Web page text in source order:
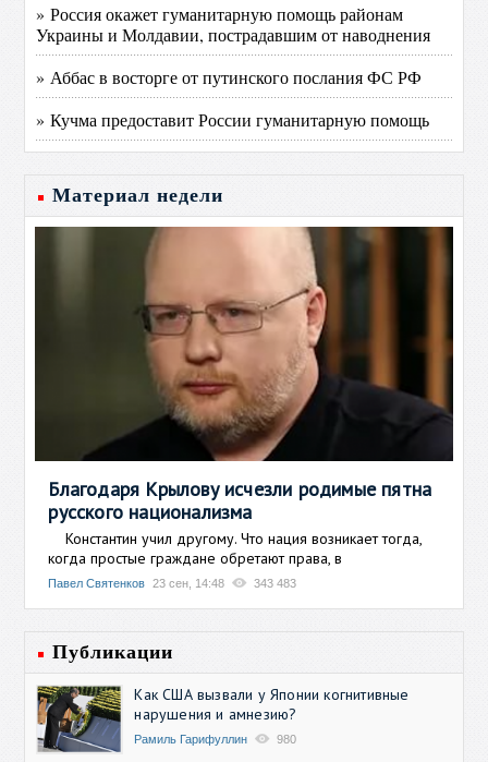
» Россия окажет гуманитарную помощь районам
Украины и Молдавии, пострадавшим от наводнения
» Аббас в восторге от путинского послания ФС РФ
» Кучма предоставит России гуманитарную помощь
Материал недели
Благодаря Крылову исчезли родимые пятна
русского национализма
Константин учил другому. Что нация возникает тогда,
когда простые граждане обретают права, в
Павел Святенков 23 сен, 14:48 343 483
Публикации
Как США вызвали у Японии когнитивные
нарушения и амнезию?
Рамиль Гарифуллин 980